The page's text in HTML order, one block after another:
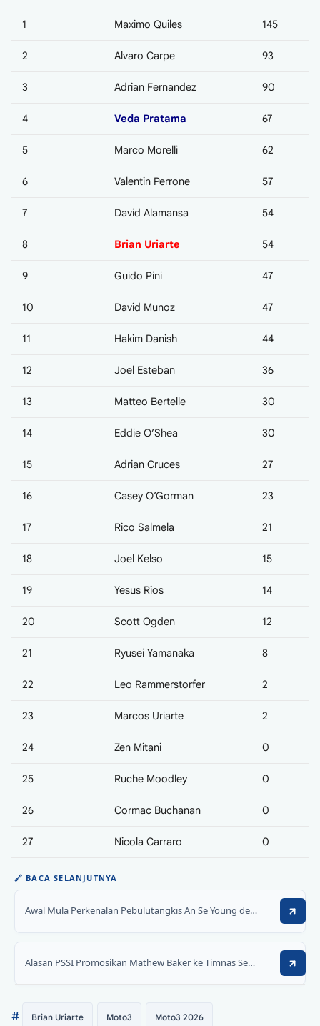
1 Maximo Quiles 145
2 Alvaro Carpe 93
3 Adrian Fernandez 90
4 Veda Pratama 67
5 Marco Morelli 62
6 Valentin Perrone 57
7 David Alamansa 54
8 Brian Uriarte 54
9 Guido Pini 47
10 David Munoz 47
11 Hakim Danish 44
12 Joel Esteban 36
13 Matteo Bertelle 30
14 Eddie O’Shea 30
15 Adrian Cruces 27
16 Casey O’Gorman 23
17 Rico Salmela 21
18 Joel Kelso 15
19 Yesus Rios 14
20 Scott Ogden 12
21 Ryusei Yamanaka 8
22 Leo Rammerstorfer 2
23 Marcos Uriarte 2
24 Zen Mitani 0
25 Ruche Moodley 0
26 Cormac Buchanan 0
27 Nicola Carraro 0
🔗 BACA SELANJUTNYA
Awal Mula Perkenalan Pebulutangkis An Se Young dengan Megawati Hangestri
Alasan PSSI Promosikan Mathew Baker ke Timnas Senior untuk FIFA Matchday
# Brian Uriarte Moto3 Moto3 2026